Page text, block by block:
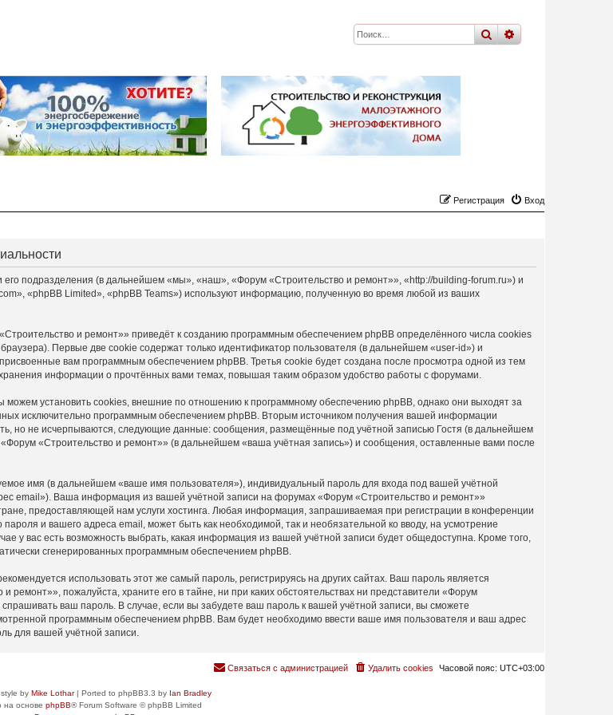
поискрасширенный
Вход
Регистрация
подразделения (в дальнейшем «мы», «наш», «Форум «Строительство и ремонт»», «http://building-forum.ru») и
«phpBB Limited», «phpBB Teams») используют информацию, полученную во время любой из ваших
и ремонт»» приведёт к созданию программным обеспечением phpBB определённого числа cookies
Первые две cookie содержат только идентификатор пользователя (в дальнейшем «user-id») и
вам программным обеспечением phpBB. Третья cookie будет создана после просмотра одной из тем
информации о прочтённых вами темах, повышая таким образом удобство работы с форумами.
установить cookies, внешние по отношению к программному обеспечению phpBB, однако они выходят за
исключительно программным обеспечением phpBB. Вторым источником получения вашей информации
но не исчерпываются, следующие данные: сообщения, размещённые под учётной записью Гостя (в дальнейшем
«Строительство и ремонт»» (в дальнейшем «ваша учётная запись») и сообщения, оставленные вами после
имя (в дальнейшем «ваше имя пользователя»), индивидуальный пароль для входа под вашей учётной
email»). Ваша информация из вашей учётной записи на форумах «Форум «Строительство и ремонт»»
предоставляющей нам услуги хостинга. Любая информация, запрашиваемая при регистрации в конференции
и вашего адреса email, может быть как необходимой, так и необязательной ко вводу, на усмотрение
у вас есть возможность выбрать, какая информация из вашей учётной записи будет общедоступна. Кроме того,
сгенерированных программным обеспечением phpBB.
использовать этот же самый пароль, регистрируясь на других сайтах. Ваш пароль является
пожалуйста, храните его в тайне, ни при каких обстоятельствах ни представители «Форум
ваш пароль. В случае, если вы забудете ваш пароль к вашей учётной записи, вы сможете
программным обеспечением phpBB. Вам будет необходимо ввести ваше имя пользователя и ваш адрес
для вашей учётной записи.
Часовой пояс: UTC+03:00
Удалить cookies
Связаться с администрацией
by Mike Lothar| Ported to phpBB3.3 by Ian Bradley
на основе phpBB® Forum Software © phpBB Limited